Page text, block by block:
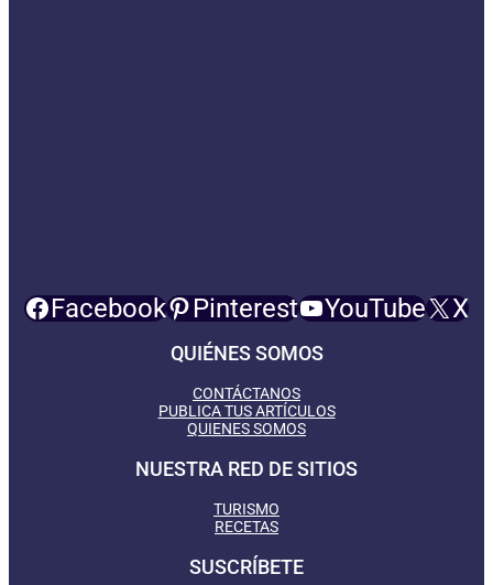
Facebook Pinterest YouTube X
QUIÉNES SOMOS
CONTÁCTANOS
PUBLICA TUS ARTÍCULOS
QUIENES SOMOS
NUESTRA RED DE SITIOS
TURISMO
RECETAS
SUSCRÍBETE